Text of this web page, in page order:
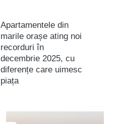
Apartamentele din
marile orașe ating noi
recorduri în
decembrie 2025, cu
diferențe care uimesc
piața